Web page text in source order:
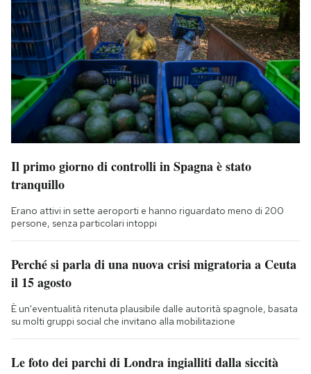
Il primo giorno di controlli in Spagna è stato
tranquillo
Erano attivi in sette aeroporti e hanno riguardato meno di 200
persone, senza particolari intoppi
Perché si parla di una nuova crisi migratoria a Ceuta
il 15 agosto
È un'eventualità ritenuta plausibile dalle autorità spagnole, basata
su molti gruppi social che invitano alla mobilitazione
Le foto dei parchi di Londra ingialliti dalla siccità